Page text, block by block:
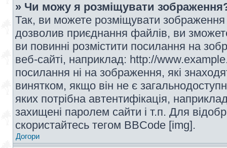
» Чи можу я розміщувати
Так, ви можете розміщувати
дозволив приєднання файлів, ви
ви повинні розмістити посилання на
веб-сайті, наприклад: http://
посилання ні на зображення, які
винятком, якщо він не є
яких потрібна автентифікація,
захищені паролем сайти і т.п. Для
скористайтесь тегом BBCode [img].
Догори